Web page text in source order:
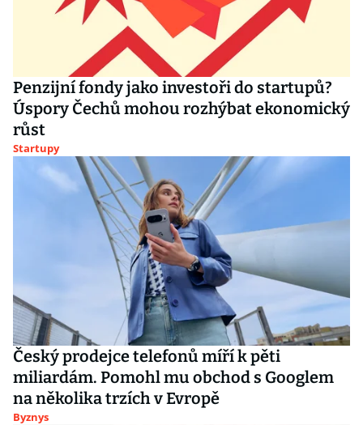
Penzijní fondy jako investoři do startupů?
Úspory Čechů mohou rozhýbat ekonomický
růst
Startupy
Český prodejce telefonů míří k pěti
miliardám. Pomohl mu obchod s Googlem
na několika trzích v Evropě
Byznys